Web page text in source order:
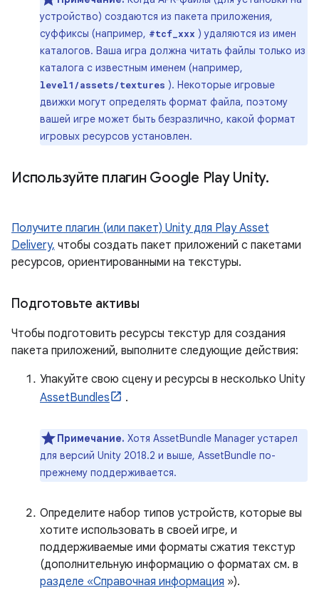
устройство) создаются из пакета приложения,
суффиксы (например, #tcf_xxx ) удаляются из имен
каталогов. Ваша игра должна читать файлы только из
каталога с известным именем (например,
level1/assets/textures ). Некоторые игровые
движки могут определять формат файла, поэтому
вашей игре может быть безразлично, какой формат
игровых ресурсов установлен.
Используйте плагин Google Play Unity.
Получите плагин (или пакет) Unity для Play Asset
Delivery, чтобы создать пакет приложений с пакетами
ресурсов, ориентированными на текстуры.
Подготовьте активы
Чтобы подготовить ресурсы текстур для создания
пакета приложений, выполните следующие действия:
Упакуйте свою сцену и ресурсы в несколько Unity
AssetBundles
.
Примечание. Хотя AssetBundle Manager устарел
для версий Unity 2018.2 и выше, AssetBundle по-
прежнему поддерживается.
Определите набор типов устройств, которые вы
хотите использовать в своей игре, и
поддерживаемые ими форматы сжатия текстур
(дополнительную информацию о форматах см. в
разделе «Справочная информация »).